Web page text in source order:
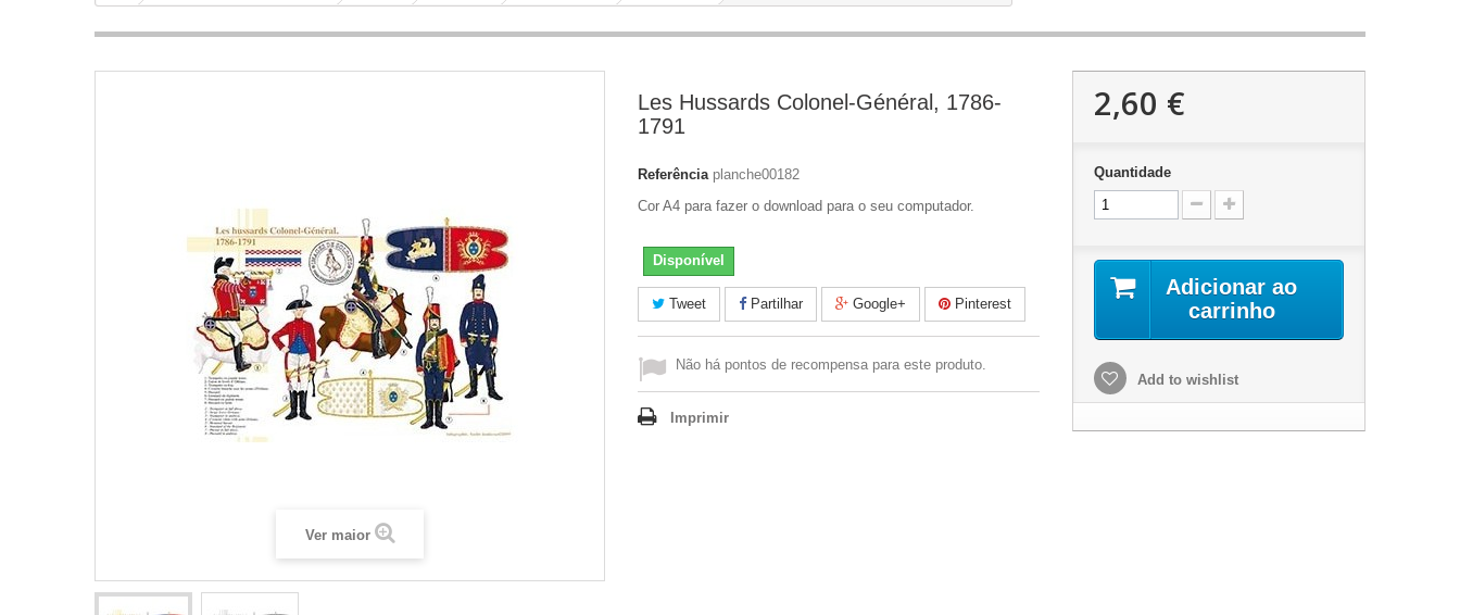
Ver maior
Les Hussards Colonel-Général, 1786-
1791
Referência planche00182
Cor A4 para fazer o download para o seu computador.
Disponível
Tweet Partilhar Google+ Pinterest
Não há pontos de recompensa para este produto.
Imprimir
2,60 €
Quantidade
Adicionar ao
carrinho
Add to wishlist